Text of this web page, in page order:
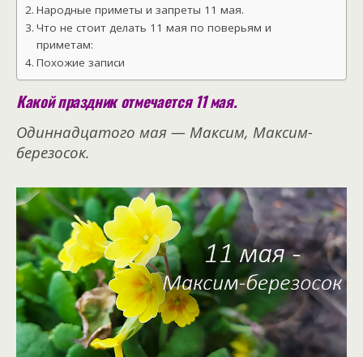
Народные приметы и запреты 11 мая.
Что не стоит делать 11 мая по поверьям и
приметам:
Похожие записи
Какой праздник отмечается 11 мая.
Одиннадцатого мая — Максим, Максим-
березосок.